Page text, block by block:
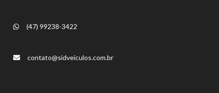
(47) 99238-3422
contato@sidveiculos.com.br